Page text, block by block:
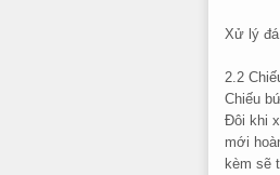
Xử lý
2.2
Chiếu
Đôi khi
mới
kèm sẽ